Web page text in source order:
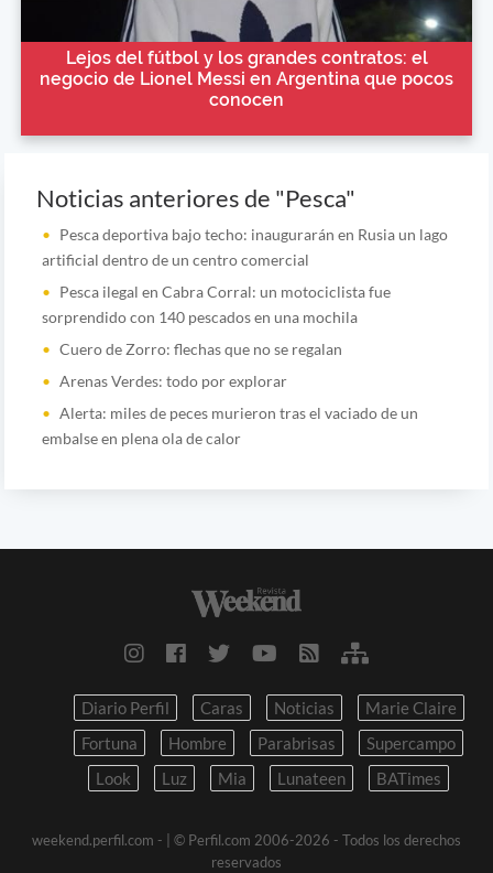
Lejos del fútbol y los grandes contratos: el
negocio de Lionel Messi en Argentina que pocos
conocen
Noticias anteriores de "Pesca"
Pesca deportiva bajo techo: inaugurarán en Rusia un lago
artificial dentro de un centro comercial
Pesca ilegal en Cabra Corral: un motociclista fue
sorprendido con 140 pescados en una mochila
Cuero de Zorro: flechas que no se regalan
Arenas Verdes: todo por explorar
Alerta: miles de peces murieron tras el vaciado de un
embalse en plena ola de calor
Diario Perfil Caras Noticias
Marie Claire
Fortuna
Hombre Parabrisas
Supercampo
Look
Luz Mia Lunateen BATimes
weekend.perfil.com -
| © Perfil.com 2006-2026 - Todos los derechos
reservados